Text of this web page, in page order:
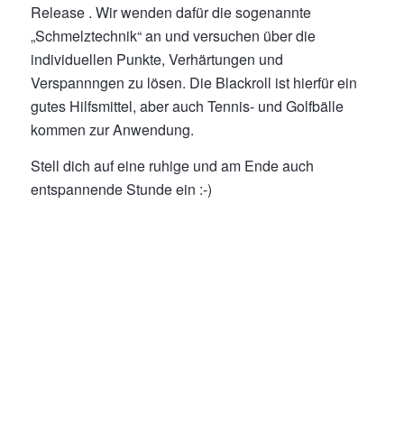
Release . Wir wenden dafür die sogenannte
„Schmelztechnik“ an und versuchen über die
individuellen Punkte, Verhärtungen und
Verspannngen zu lösen. Die Blackroll ist hierfür ein
gutes Hilfsmittel, aber auch Tennis- und Golfbälle
kommen zur Anwendung.
Stell dich auf eine ruhige und am Ende auch
entspannende Stunde ein :-)